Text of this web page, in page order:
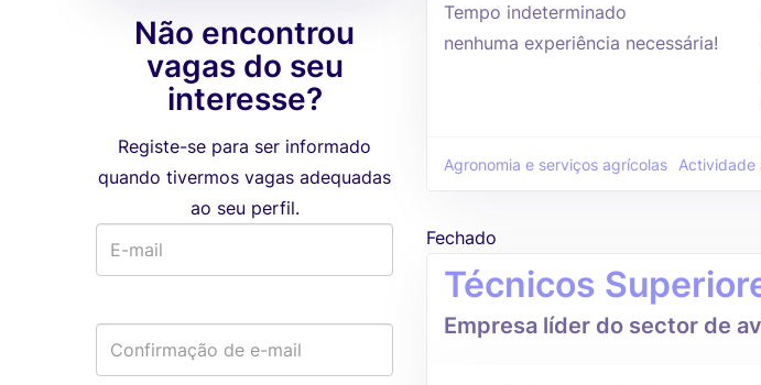
Não encontrou
vagas do seu
interesse?
Registe-se para ser informado
quando tivermos vagas adequadas
ao seu perfil.
Tempo indeterminado
nenhuma experiência necessária!
Agronomia e serviços agrícolas Actividade
Fechado
Técnicos
Empresa líder do sector de